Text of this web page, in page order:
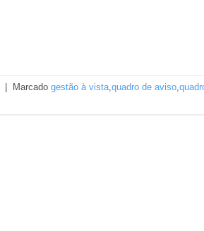
Marcado gestão à vista,quadro de aviso,